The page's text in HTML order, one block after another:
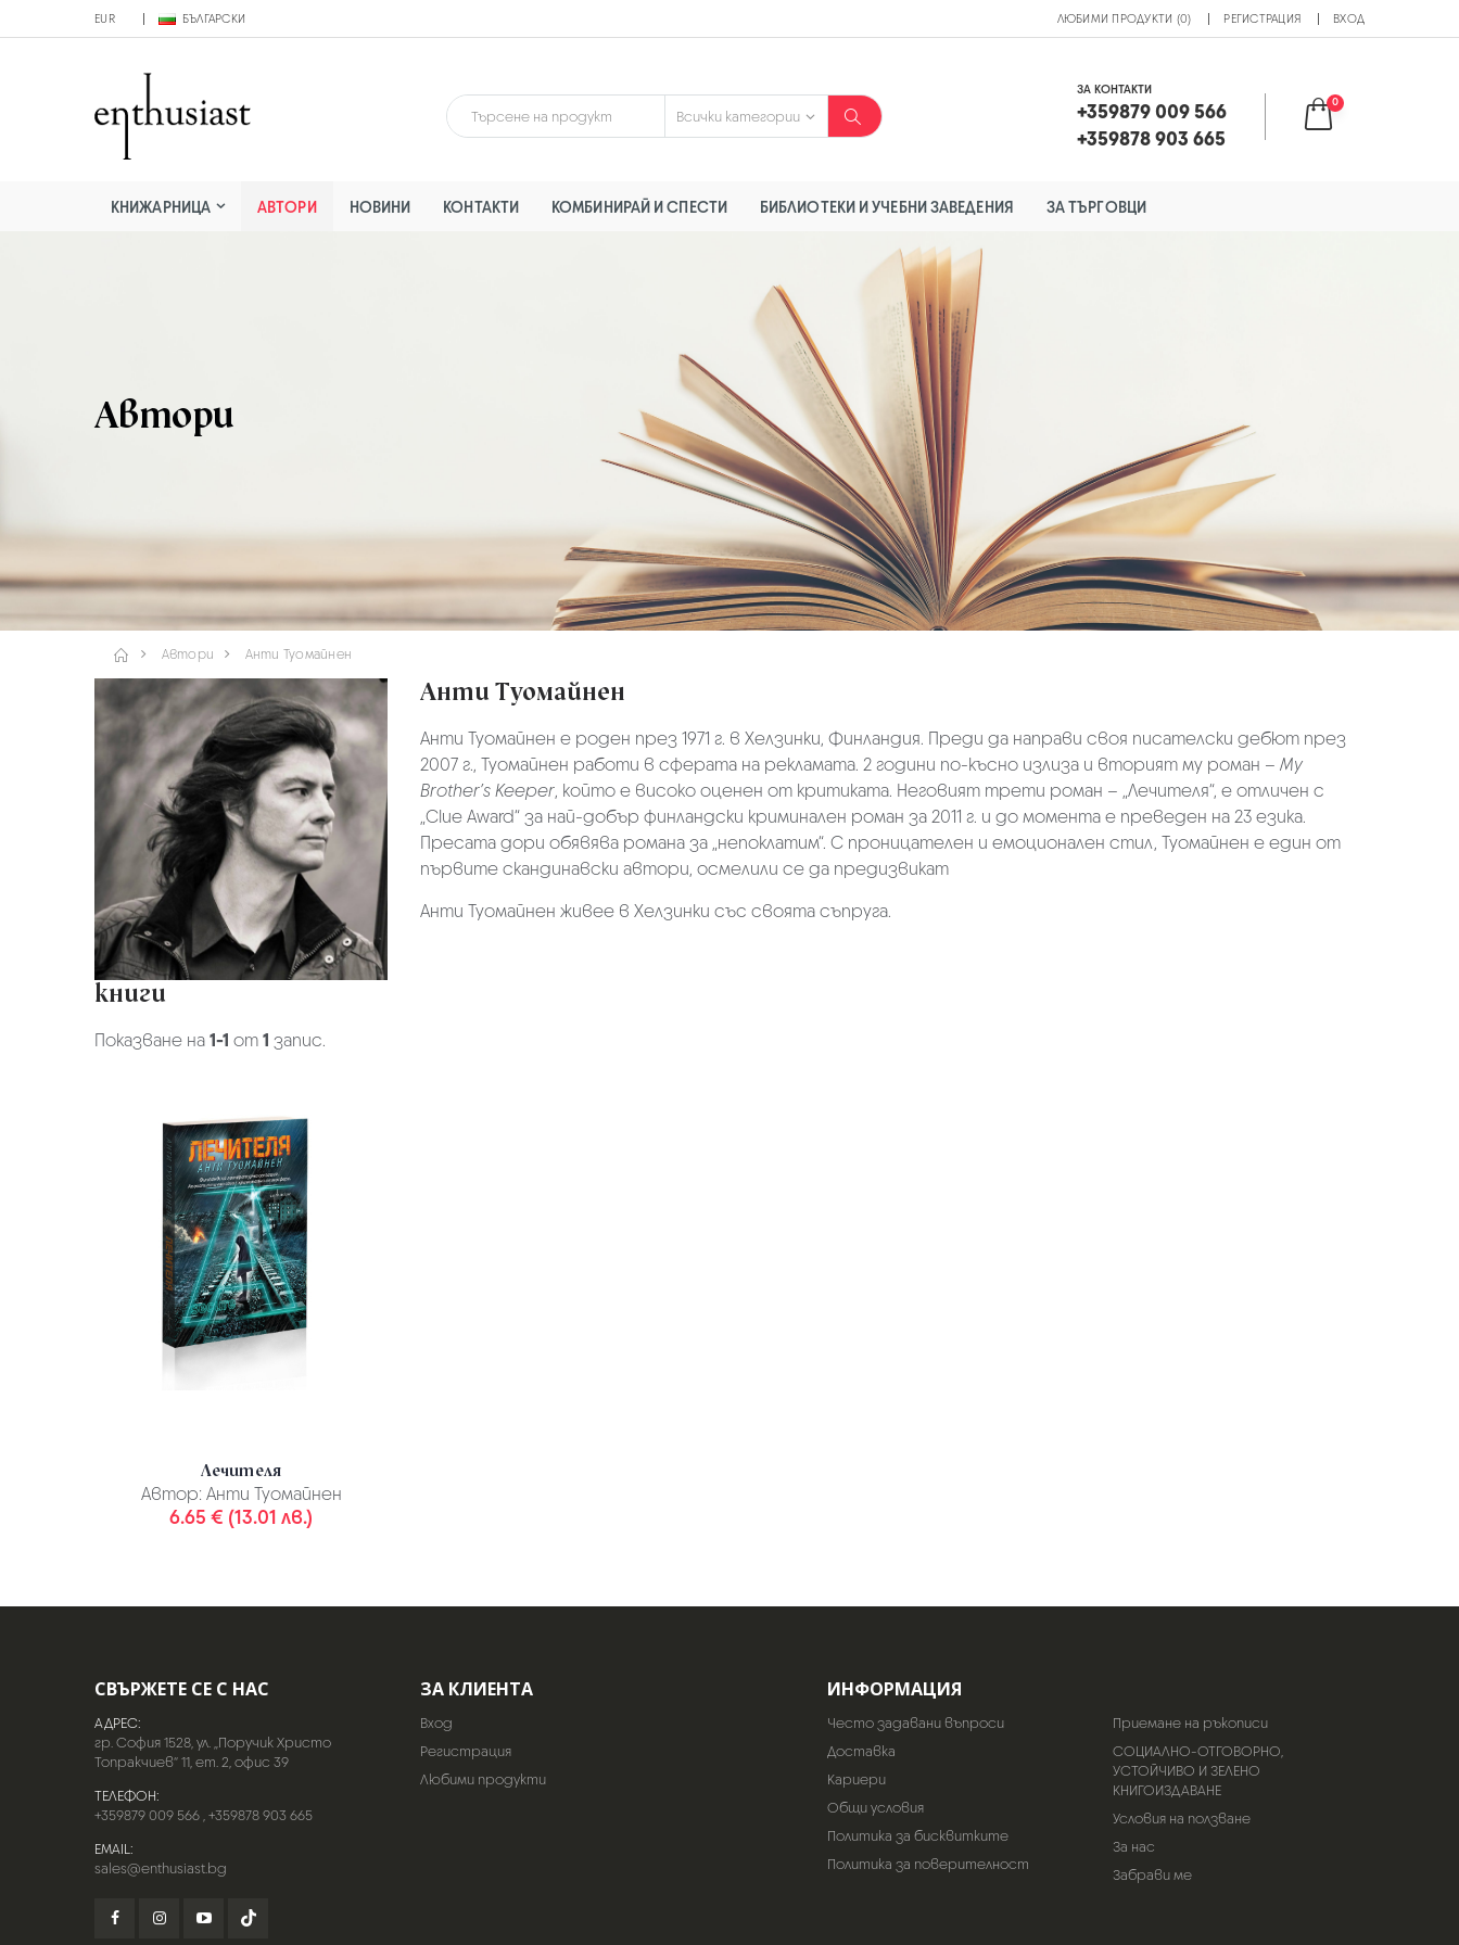
EUR БЪЛГАРСКИ ЛЮБИМИ ПРОДУКТИ (0) РЕГИСТРАЦИЯ ВХОД
ЗА КОНТАКТИ
+359879 009 566
+359878 903 665
0
КНИЖАРНИЦА АВТОРИ НОВИНИ КОНТАКТИ КОМБИНИРАЙ И СПЕСТИ БИБЛИОТЕКИ И УЧЕБНИ ЗАВЕДЕНИЯ ЗА ТЪРГОВЦИ
Автори
Автори Анти Туомайнен
Анти Туомайнен
Анти Туомайнен е роден през 1971 г. в Хелзинки, Финландия. Преди да направи своя писателски дебют през
2007 г., Туомайнен работи в сферата на рекламата. 2 години по-късно излиза и вторият му роман – My
Brother’s Keeper, който е високо оценен от критиката. Неговият трети роман – „Лечителя“, е отличен с
„Clue Award“ за най-добър финландски криминален роман за 2011 г. и до момента е преведен на 23 езика.
Пресата дори обявява романа за „непоклатим“. С проницателен и емоционален стил, Туомайнен е един от
първите скандинавски автори, осмелили се да предизвикат
Анти Туомайнен живее в Хелзинки със своята съпруга.
книги
Показване на1-1 от1 запис.
Лечителя
Автор: Анти Туомайнен
6.65 € (13.01 лв.)
СВЪРЖЕТЕ СЕ С НАС
АДРЕС:
гр. София 1528, ул. „Поручик Христо
Топракчиев“ 11, ет. 2, офис 39
ТЕЛЕФОН:
+359879 009 566,+359878 903 665
EMAIL:
sales@enthusiast.bg
ЗА КЛИЕНТА
Вход
Регистрация
Любими продукти
ИНФОРМАЦИЯ
Често задавани въпроси
Доставка
Кариери
Общи условия
Политика за бисквитките
Политика за поверителност
Приемане на ръкописи
СОЦИАЛНО-ОТГОВОРНО,
УСТОЙЧИВО И ЗЕЛЕНО
КНИГОИЗДАВАНЕ
Условия на ползване
За нас
Забрави ме